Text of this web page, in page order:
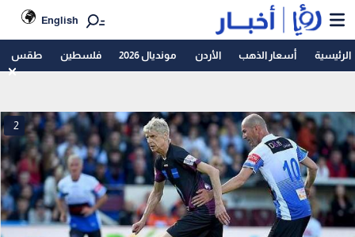
English
الرئيسية أسعار الذهب الأردن مونديال 2026 فلسطين طقس
2